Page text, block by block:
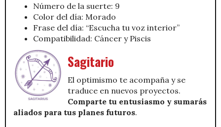
Número de la suerte: 9
Color del día: Morado
Frase del día: “Escucha tu voz interior”
Compatibilidad: Cáncer y Piscis
Sagitario
El optimismo te acompaña y se
traduce en nuevos proyectos.
Comparte tu entusiasmo y sumarás
aliados para tus planes futuros.